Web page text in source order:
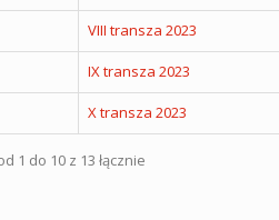
VIII transza 2023
IX transza 2023
X transza 2023
1 do 10 z 13 łącznie